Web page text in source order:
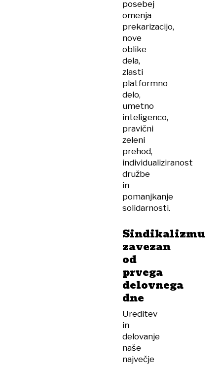
posebej
omenja
prekarizacijo,
nove
oblike
dela,
zlasti
platformno
delo,
umetno
inteligenco,
pravični
zeleni
prehod,
individualiziranost
družbe
in
pomanjkanje
solidarnosti.
Sindikalizmu
zavezan
od
prvega
delovnega
dne
Ureditev
in
delovanje
naše
največje